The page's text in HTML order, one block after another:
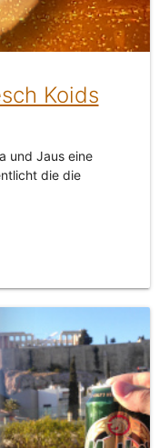
Koids
und Jaus eine
die die